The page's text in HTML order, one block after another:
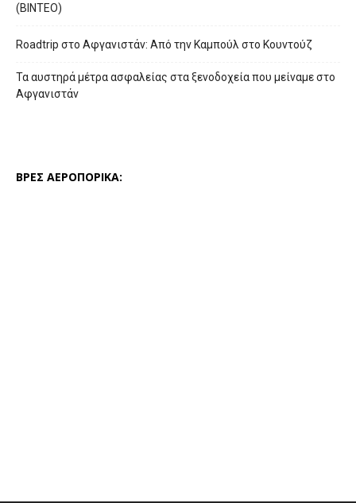
(ΒΙΝΤΕΟ)
Roadtrip στο Αφγανιστάν: Από την Καμπούλ στο Κουντούζ
Τα αυστηρά μέτρα ασφαλείας στα ξενοδοχεία που μείναμε στο
Αφγανιστάν
ΒΡΕΣ ΑΕΡΟΠΟΡΙΚΑ: